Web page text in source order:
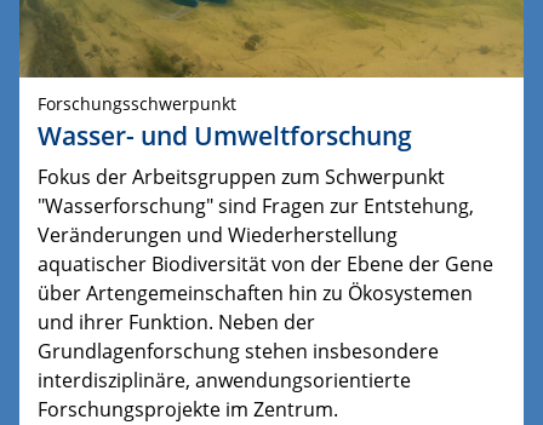
Forschungsschwerpunkt
Wasser- und Umweltforschung
Fokus der Arbeitsgruppen zum Schwerpunkt
"Wasserforschung" sind Fragen zur Entstehung,
Veränderungen und Wiederherstellung
aquatischer Biodiversität von der Ebene der Gene
über Artengemeinschaften hin zu Ökosystemen
und ihrer Funktion. Neben der
Grundlagenforschung stehen insbesondere
interdisziplinäre, anwendungsorientierte
Forschungsprojekte im Zentrum.